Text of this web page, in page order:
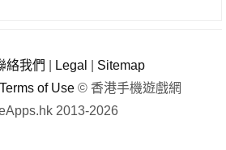
絡我們 Legal
Sitemap
Terms of Use © 香港手機遊戲網
2013-2026